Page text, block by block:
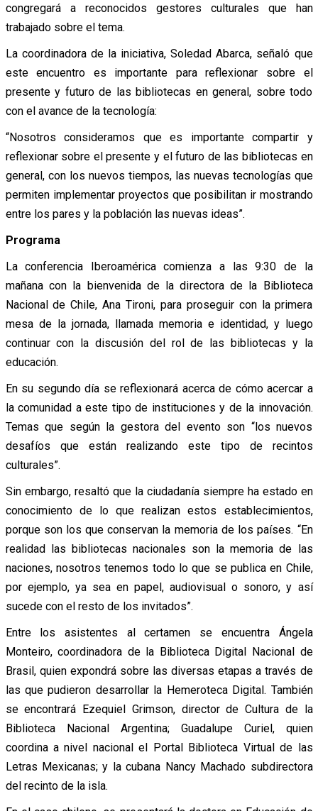
congregará a reconocidos gestores culturales que han
trabajado sobre el tema.
La coordinadora de la iniciativa, Soledad Abarca, señaló que
este encuentro es importante para reflexionar sobre el
presente y futuro de las bibliotecas en general, sobre todo
con el avance de la tecnología:
“Nosotros consideramos que es importante compartir y
reflexionar sobre el presente y el futuro de las bibliotecas en
general, con los nuevos tiempos, las nuevas tecnologías que
permiten implementar proyectos que posibilitan ir mostrando
entre los pares y la población las nuevas ideas”.
Programa
La conferencia Iberoamérica comienza a las 9:30 de la
mañana con la bienvenida de la directora de la Biblioteca
Nacional de Chile, Ana Tironi, para proseguir con la primera
mesa de la jornada, llamada memoria e identidad, y luego
continuar con la discusión del rol de las bibliotecas y la
educación.
En su segundo día se reflexionará acerca de cómo acercar a
la comunidad a este tipo de instituciones y de la innovación.
Temas que según la gestora del evento son “los nuevos
desafíos que están realizando este tipo de recintos
culturales”.
Sin embargo, resaltó que la ciudadanía siempre ha estado en
conocimiento de lo que realizan estos establecimientos,
porque son los que conservan la memoria de los países. “En
realidad las bibliotecas nacionales son la memoria de las
naciones, nosotros tenemos todo lo que se publica en Chile,
por ejemplo, ya sea en papel, audiovisual o sonoro, y así
sucede con el resto de los invitados”.
Entre los asistentes al certamen se encuentra Ángela
Monteiro, coordinadora de la Biblioteca Digital Nacional de
Brasil, quien expondrá sobre las diversas etapas a través de
las que pudieron desarrollar la Hemeroteca Digital. También
se encontrará Ezequiel Grimson, director de Cultura de la
Biblioteca Nacional Argentina; Guadalupe Curiel, quien
coordina a nivel nacional el Portal Biblioteca Virtual de las
Letras Mexicanas; y la cubana Nancy Machado subdirectora
del recinto de la isla.